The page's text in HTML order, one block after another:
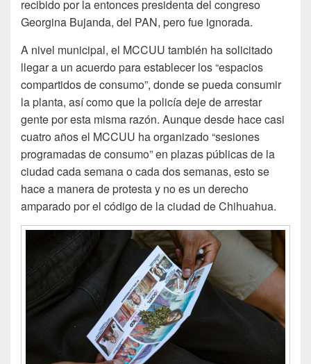
recibido por la entonces presidenta del congreso
Georgina Bujanda, del PAN, pero fue ignorada.
A nivel municipal, el MCCUU también ha solicitado
llegar a un acuerdo para establecer los “espacios
compartidos de consumo”, donde se pueda consumir
la planta, así como que la policía deje de arrestar
gente por esta misma razón. Aunque desde hace casi
cuatro años el MCCUU ha organizado “sesiones
programadas de consumo” en plazas públicas de la
ciudad cada semana o cada dos semanas, esto se
hace a manera de protesta y no es un derecho
amparado por el código de la ciudad de Chihuahua.